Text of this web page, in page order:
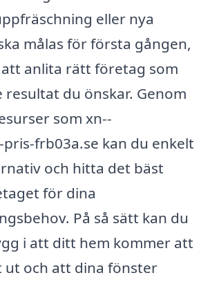
eller nya
målas för första gången,
anlita rätt företag som
resultat du önskar. Genom
som xn--
frb03a.se kan du enkelt
och hitta det bäst
för dina
På så sätt kan du
i att ditt hem kommer att
ut och att dina fönster